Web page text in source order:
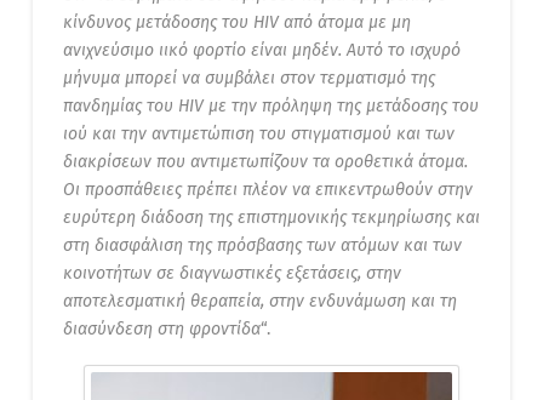
κίνδυνος μετάδοσης του HIV από άτομα με μη
ανιχνεύσιμο ιικό φορτίο είναι μηδέν. Αυτό το ισχυρό
μήνυμα μπορεί να συμβάλει στον τερματισμό της
πανδημίας του HIV με την πρόληψη της μετάδοσης του
ιού και την αντιμετώπιση του στιγματισμού και των
διακρίσεων που αντιμετωπίζουν τα οροθετικά άτομα.
Οι προσπάθειες πρέπει πλέον να επικεντρωθούν στην
ευρύτερη διάδοση της επιστημονικής τεκμηρίωσης και
στη διασφάλιση της πρόσβασης των ατόμων και των
κοινοτήτων σε διαγνωστικές εξετάσεις, στην
αποτελεσματική θεραπεία, στην ενδυνάμωση και τη
διασύνδεση στη φροντίδα“.